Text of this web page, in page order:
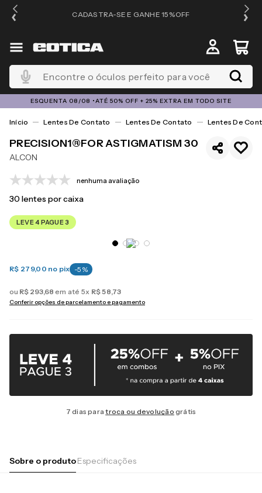
CADASTRA-SE E GANHE 15%OFF
Encontre o óculos perfeito para você
ESQUENTA 08/08 •ATÉ 50% OFF + 25% EXTRA EM TODO SITE
Lentes De Contato Lentes De Contato Lentes De
PRECISION1®FOR ASTIGMATISM 30
ALCON
nenhuma avaliação
30lentes por caixa
LEVE 4 PAGUE 3
R$ 279,00 no pix -5 %
ou R$ 293,68 em até 5x R$58,73
Conferir opções de parcelamento e pagamento
7 dias paratroca ou devolução grátis
Sobre o produtoEspecificações